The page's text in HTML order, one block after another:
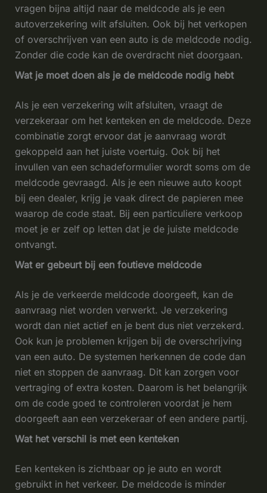
vragen bijna altijd naar de meldcode als je een
autoverzekering wilt afsluiten. Ook bij het verkopen
of overschrijven van een auto is de meldcode nodig.
Zonder die code kan de overdracht niet doorgaan.
Wat je moet doen als je de meldcode nodig hebt
Als je een verzekering wilt afsluiten, vraagt de
verzekeraar om het kenteken en de meldcode. Deze
combinatie zorgt ervoor dat je aanvraag wordt
gekoppeld aan het juiste voertuig. Ook bij het
invullen van een schadeformulier wordt soms om de
meldcode gevraagd. Als je een nieuwe auto koopt
bij een dealer, krijg je vaak direct de papieren mee
waarop de code staat. Bij een particuliere verkoop
moet je er zelf op letten dat je de juiste meldcode
ontvangt.
Wat er gebeurt bij een foutieve meldcode
Als je de verkeerde meldcode doorgeeft, kan de
aanvraag niet worden verwerkt. Je verzekering
wordt dan niet actief en je bent dus niet verzekerd.
Ook kun je problemen krijgen bij de overschrijving
van een auto. De systemen herkennen de code dan
niet en stoppen de aanvraag. Dit kan zorgen voor
vertraging of extra kosten. Daarom is het belangrijk
om de code goed te controleren voordat je hem
doorgeeft aan een verzekeraar of een andere partij.
Wat het verschil is met een kenteken
Een kenteken is zichtbaar op je auto en wordt
gebruikt in het verkeer. De meldcode is minder